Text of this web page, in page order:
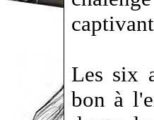
Les six
bon à